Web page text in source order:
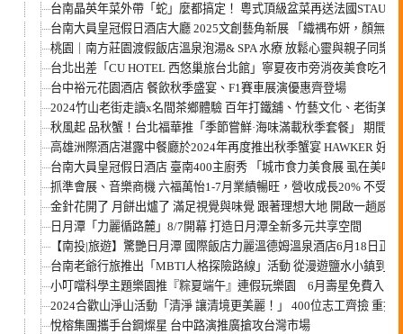
台南晶英年菜外帶「蛇」麼都搞定！ 粵式頂級盆菜再送法國STAUB
台南大員皇冠假日酒店大廳 2025文創藝角新展 「織禑布妍，顏無不
桃園｜南方莊園渡假飯店溫泉泡湯& SPA 水療 放鬆心靈與親子同樂
台北出差「CU HOTEL 西悠巢旅台北館」寧夏夜市旁消夜美食吃不
台中裕元花園酒店 餐飲秋季盛宴、F1賽車展演優惠齊登場
2024竹山老街走讀x名間茶鄉體驗 百年打鐵舖、竹藝文化、老街美
秋風起 品秋蟹！台北福華推「季節嘗鮮·海味滿載秋季套餐」 期間
高雄洲際酒店湛露中餐廳於2024年再度推出秋季蟹宴 HAWKER 好
台南大員皇冠假日酒店 臺南400主廚秀 「城市食力美食展 虱在美味
抓準會展、音樂商機 六福萬怡1-7月業績暢旺，營收成長20% 不受
金針花開了 月餅出爐了 滿足視覺與味覺 跟著理想大地 開啟一趟感
日月潭「力麗循路麓」8/7開幕 打造日月潭全新多元共享空間
【南投|旅遊】驚艷日月潭 國際飯店力麗溫德姆溫泉酒店6月18日正
台南老爺行旅推出「MBTI人格探險路線」活動 從漫遊鹽水小鎮到
小叮噹科學主題樂園推『粽夏端午』連假玩樂園 6月壽星免費入園
2024合歡山淨山活動「清淨 讓清境更美麗！」 400位志工齊撿 重拾
悅榕集團攜手台鋼燦星 台中路演推廣搶攻台灣市場